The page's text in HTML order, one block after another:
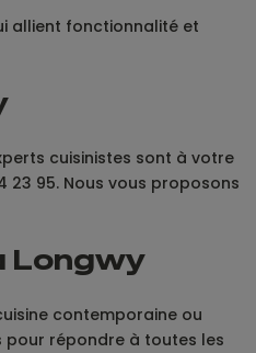
allient fonctionnalité et
cuisinistes sont à votre
95. Nous vous proposons
Longwy
contemporaine ou
pour répondre à toutes les